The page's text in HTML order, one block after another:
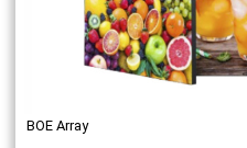
BOE Array